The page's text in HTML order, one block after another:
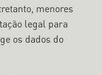
menores
legal para
os dados do